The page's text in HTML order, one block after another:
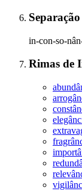
in-con-so-
Rimas de